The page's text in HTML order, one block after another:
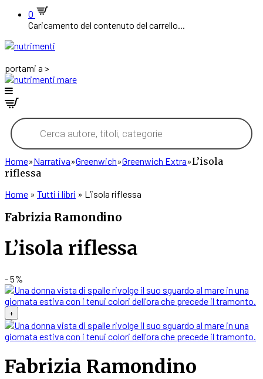
0
Caricamento del contenuto del carrello...
portami a >
Products
search
Home»Narrativa»Greenwich»Greenwich Extra»L’isola
riflessa
Home » Tutti i libri » L’isola riflessa
Fabrizia Ramondino
L’isola riflessa
- 5%
+
Fabrizia Ramondino